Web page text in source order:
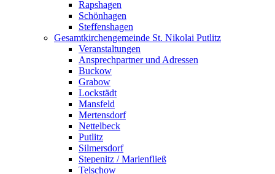
Rapshagen
Schönhagen
Steffenshagen
Gesamtkirchengemeinde St. Nikolai Putlitz
Veranstaltungen
Ansprechpartner und Adressen
Buckow
Grabow
Lockstädt
Mansfeld
Mertensdorf
Nettelbeck
Putlitz
Silmersdorf
Stepenitz / Marienfließ
Telschow